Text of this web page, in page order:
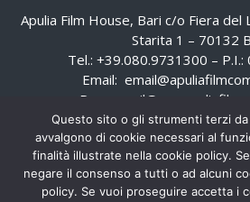
Apulia Film House, Bari c/o Fiera
Starita 1 – 70132
Tel.: +39.080.9731300 –
Email:
Pec:
Questo sito o gli strumenti terzi
avvalgono di cookie necessari al
finalità illustrate nella cookie policy.
negare il consenso a tutti o ad alcuni
policy. Se vuoi proseguire accetta i